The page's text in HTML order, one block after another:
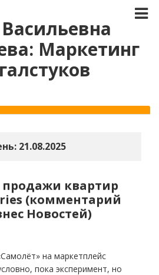
Маркетинг
21.08.2025
квартир
(комментарий
Новостей)
на маркетплейс
пока эксперимент, но